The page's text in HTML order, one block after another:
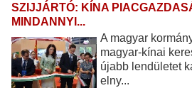
SZIJJÁRTÓ: KÍNA
MINDANNYI...
A magyar
magyar-kínai
újabb lendületet
elny...